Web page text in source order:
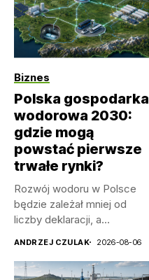
Biznes
Polska gospodarka
wodorowa 2030:
gdzie mogą
powstać pierwsze
trwałe rynki?
Rozwój wodoru w Polsce
będzie zależał mniej od
liczby deklaracji, a
ANDRZEJ CZULAK 2026-08-06